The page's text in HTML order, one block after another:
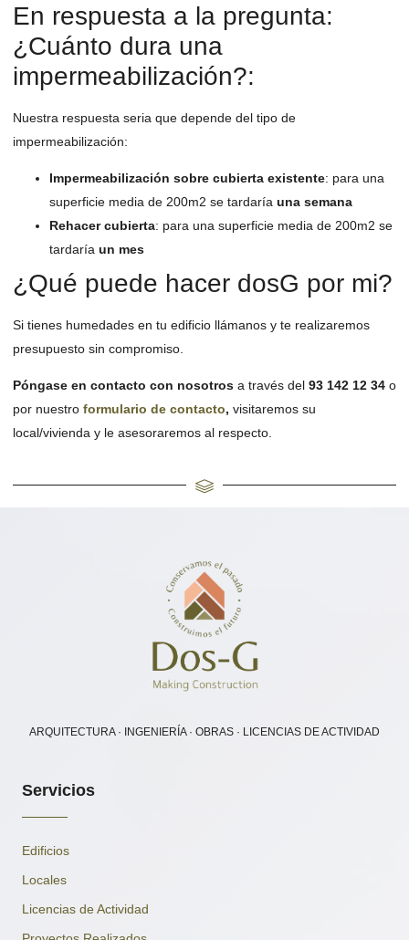
En respuesta a la pregunta:
¿Cuánto dura una
impermeabilización?:
Nuestra respuesta seria que depende del tipo de
impermeabilización:
Impermeabilización sobre cubierta existente: para una
superficie media de 200m2 se tardaría una semana
Rehacer cubierta: para una superficie media de 200m2 se
tardaría un mes
¿Qué puede hacer dosG por mi?
Si tienes humedades en tu edificio llámanos y te realizaremos
presupuesto sin compromiso.
Póngase en contacto con nosotros a través del 93 142 12 34 o
por nuestro formulario de contacto, visitaremos su
local/vivienda y le asesoraremos al respecto.
ARQUITECTURA · INGENIERÍA · OBRAS · LICENCIAS DE ACTIVIDAD
Servicios
Edificios
Locales
Licencias de Actividad